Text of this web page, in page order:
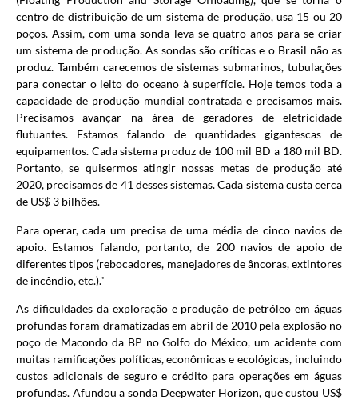
centro de distribuição de um sistema de produção, usa 15 ou 20
poços. Assim, com uma sonda leva-se quatro anos para se criar
um sistema de produção. As sondas são críticas e o Brasil não as
produz. Também carecemos de sistemas submarinos, tubulações
para conectar o leito do oceano à superfície. Hoje temos toda a
capacidade de produção mundial contratada e precisamos mais.
Precisamos avançar na área de geradores de eletricidade
flutuantes. Estamos falando de quantidades gigantescas de
equipamentos. Cada sistema produz de 100 mil BD a 180 mil BD.
Portanto, se quisermos atingir nossas metas de produção até
2020, precisamos de 41 desses sistemas. Cada sistema custa cerca
de US$ 3 bilhões.
Para operar, cada um precisa de uma média de cinco navios de
apoio. Estamos falando, portanto, de 200 navios de apoio de
diferentes tipos (rebocadores, manejadores de âncoras, extintores
de incêndio, etc.)."
As dificuldades da exploração e produção de petróleo em águas
profundas foram dramatizadas em abril de 2010 pela explosão no
poço de Macondo da BP no Golfo do México, um acidente com
muitas ramificações políticas, econômicas e ecológicas, incluindo
custos adicionais de seguro e crédito para operações em águas
profundas. Afundou a sonda Deepwater Horizon, que custou US$